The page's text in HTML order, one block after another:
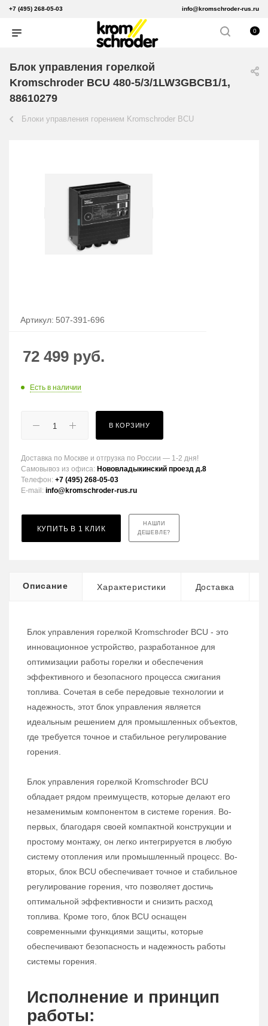
+7 (495) 268-05-03 info@kromschroder-rus.ru
0
Блок управления горелкой
Kromschroder BCU 480-5/3/1LW3GBCB1/1,
88610279
Блоки управления горением Kromschroder BCU
Артикул: 507-391-696
72 499 руб.
Есть в наличии
В КОРЗИНУ
Доставка по Москве и отгрузка по России — 1-2 дня!
Самовывоз из офиса: Нововладыкинский проезд д.8
Телефон: +7 (495) 268-05-03
E-mail: info@kromschroder-rus.ru
КУПИТЬ В 1 КЛИК
НАШЛИ
ДЕШЕВЛЕ?
Описание Характеристики Доставка
Блок управления горелкой Kromschroder BCU - это
инновационное устройство, разработанное для
оптимизации работы горелки и обеспечения
эффективного и безопасного процесса сжигания
топлива. Сочетая в себе передовые технологии и
надежность, этот блок управления является
идеальным решением для промышленных объектов,
где требуется точное и стабильное регулирование
горения.
Блок управления горелкой Kromschroder BCU
обладает рядом преимуществ, которые делают его
незаменимым компонентом в системе горения. Во-
первых, благодаря своей компактной конструкции и
простому монтажу, он легко интегрируется в любую
систему отопления или промышленный процесс. Во-
вторых, блок BCU обеспечивает точное и стабильное
регулирование горения, что позволяет достичь
оптимальной эффективности и снизить расход
топлива. Кроме того, блок BCU оснащен
современными функциями защиты, которые
обеспечивают безопасность и надежность работы
системы горения.
Исполнение и принцип
работы: